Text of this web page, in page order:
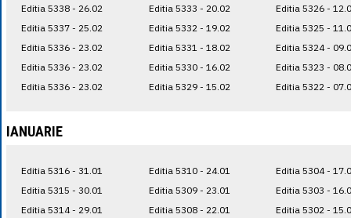
Editia 5338 - 26.02
Editia 5337 - 25.02
Editia 5336 - 23.02
Editia 5336 - 23.02
Editia 5336 - 23.02
Editia 5333 - 20.02
Editia 5332 - 19.02
Editia 5331 - 18.02
Editia 5330 - 16.02
Editia 5329 - 15.02
Editia 5326 -
Editia 5325 -
Editia 5324 -
Editia 5323 -
Editia 5322 -
IANUARIE
Editia 5316 - 31.01
Editia 5315 - 30.01
Editia 5314 - 29.01
Editia 5310 - 24.01
Editia 5309 - 23.01
Editia 5308 - 22.01
Editia 5304 -
Editia 5303 -
Editia 5302 -